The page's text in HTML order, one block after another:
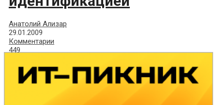
Анатолий Ализар
29.01.2009
Комментарии
449